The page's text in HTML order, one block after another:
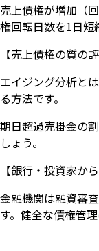
売上債権が増加（
権回転日数を1日
【売上債権の質の
エイジング分析と
る方法です。
期日超過売掛金の
しょう。
【銀行・投資家か
金融機関は融資審
す。健全な債権管